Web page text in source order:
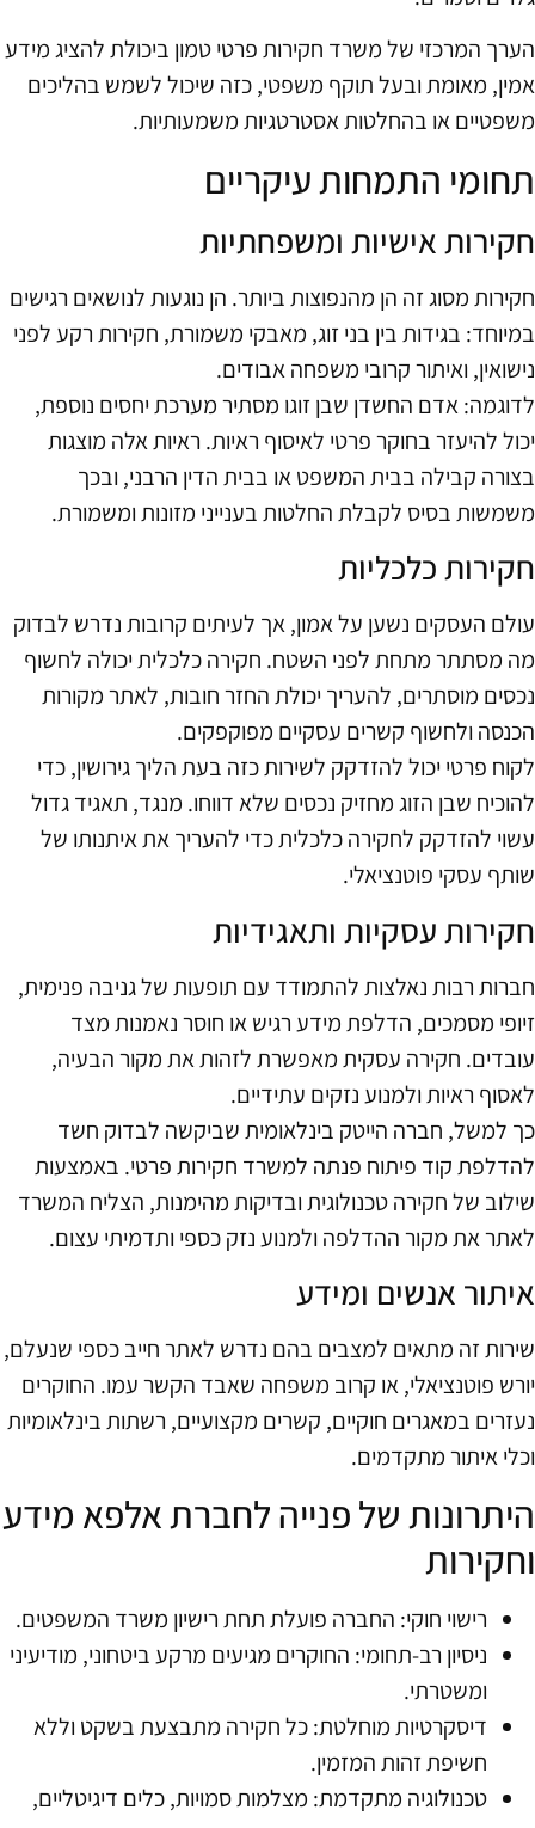
הערך המרכזי של משרד חקירות פרטי טמון ביכולת להציג מידע
אמין, מאומת ובעל תוקף משפטי, כזה שיכול לשמש בהליכים
משפטיים או בהחלטות אסטרטגיות משמעותיות.
תחומי התמחות עיקריים
חקירות אישיות ומשפחתיות
חקירות מסוג זה הן מהנפוצות ביותר. הן נוגעות לנושאים רגישים
במיוחד: בגידות בין בני זוג, מאבקי משמורת, חקירות רקע לפני
נישואין, ואיתור קרובי משפחה אבודים.
לדוגמה: אדם החשדן שבן זוגו מסתיר מערכת יחסים נוספת,
יכול להיעזר בחוקר פרטי לאיסוף ראיות. ראיות אלה מוצגות
בצורה קבילה בבית המשפט או בבית הדין הרבני, ובכך
משמשות בסיס לקבלת החלטות בענייני מזונות ומשמורת.
חקירות כלכליות
עולם העסקים נשען על אמון, אך לעיתים קרובות נדרש לבדוק
מה מסתתר מתחת לפני השטח. חקירה כלכלית יכולה לחשוף
נכסים מוסתרים, להעריך יכולת החזר חובות, לאתר מקורות
הכנסה ולחשוף קשרים עסקיים מפוקפקים.
לקוח פרטי יכול להזדקק לשירות כזה בעת הליך גירושין, כדי
להוכיח שבן הזוג מחזיק נכסים שלא דווחו. מנגד, תאגיד גדול
עשוי להזדקק לחקירה כלכלית כדי להעריך את איתנותו של
שותף עסקי פוטנציאלי.
חקירות עסקיות ותאגידיות
חברות רבות נאלצות להתמודד עם תופעות של גניבה פנימית,
זיופי מסמכים, הדלפת מידע רגיש או חוסר נאמנות מצד
עובדים. חקירה עסקית מאפשרת לזהות את מקור הבעיה,
לאסוף ראיות ולמנוע נזקים עתידיים.
כך למשל, חברה הייטק בינלאומית שביקשה לבדוק חשד
להדלפת קוד פיתוח פנתה למשרד חקירות פרטי. באמצעות
שילוב של חקירה טכנולוגית ובדיקות מהימנות, הצליח המשרד
לאתר את מקור ההדלפה ולמנוע נזק כספי ותדמיתי עצום.
איתור אנשים ומידע
שירות זה מתאים למצבים בהם נדרש לאתר חייב כספי שנעלם,
יורש פוטנציאלי, או קרוב משפחה שאבד הקשר עמו. החוקרים
נעזרים במאגרים חוקיים, קשרים מקצועיים, רשתות בינלאומיות
וכלי איתור מתקדמים.
היתרונות של פנייה לחברת אלפא מידע
וחקירות
רישוי חוקי: החברה פועלת תחת רישיון משרד המשפטים.
ניסיון רב-תחומי: החוקרים מגיעים מרקע ביטחוני, מודיעיני
ומשטרתי.
דיסקרטיות מוחלטת: כל חקירה מתבצעת בשקט וללא
חשיפת זהות המזמין.
טכנולוגיה מתקדמת: מצלמות סמויות, כלים דיגיטליים,